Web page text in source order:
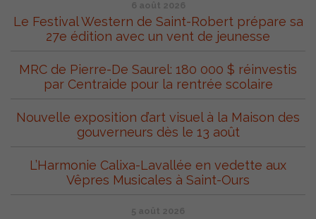
6 août 2026
Le Festival Western de Saint-Robert prépare sa
27e édition avec un vent de jeunesse
MRC de Pierre-De Saurel: 180 000 $ réinvestis
par Centraide pour la rentrée scolaire
Nouvelle exposition d’art visuel à la Maison des
gouverneurs dès le 13 août
L’Harmonie Calixa-Lavallée en vedette aux
Vêpres Musicales à Saint-Ours
5 août 2026